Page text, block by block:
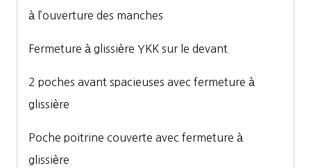
à l’ouverture des manches
Fermeture à glissière YKK sur le devant
2 poches avant spacieuses avec fermeture à
glissière
Poche poitrine couverte avec fermeture à
glissière